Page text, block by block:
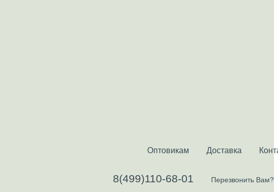
Оптовикам Доставка
8(499)110-68-01 Перезвонить Вам?